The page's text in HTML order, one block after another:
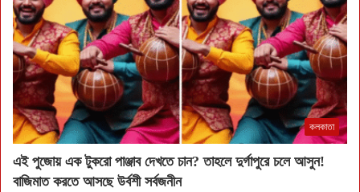
কলকাতা
এই পুজোয় এক টুকরো পাঞ্জাব দেখতে চান? তাহলে দুর্গাপুরে চলে আসুন!
বাজিমাত করতে আসছে উর্বশী সর্বজনীন